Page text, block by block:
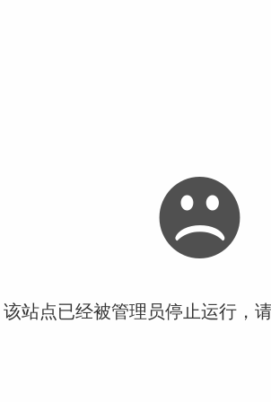
站点已经被管理员停止运行，